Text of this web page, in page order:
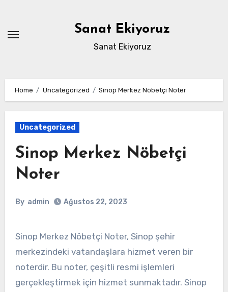
content
Sanat Ekiyoruz
Sanat Ekiyoruz
Home Uncategorized Sinop Merkez Nöbetçi Noter
Uncategorized
Sinop Merkez Nöbetçi
Noter
By admin Ağustos 22, 2023
Sinop Merkez Nöbetçi Noter, Sinop şehir
merkezindeki vatandaşlara hizmet veren bir
noterdir. Bu noter, çeşitli resmi işlemleri
gerçekleştirmek için hizmet sunmaktadır. Sinop